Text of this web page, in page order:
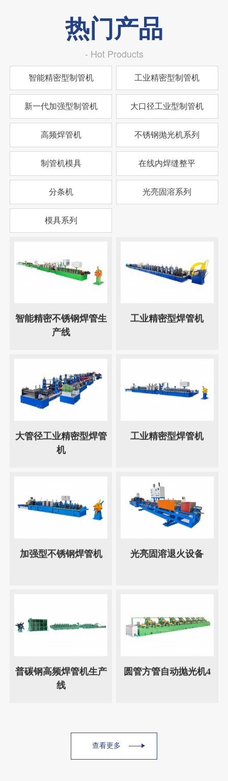
热门产品
- Hot Products
智能精密型制管机 工业精密型制管机
新一代加强型制管机 大口径工业型制管机
高频焊管机 不锈钢抛光机系列
制管机模具 在线内焊缝整平
分条机 光亮固溶系列
模具系列
智能精密不锈钢焊管生
产线
工业精密型焊管机
大管径工业精密型焊管
机
工业精密型焊管机
加强型不锈钢焊管机 光亮固溶退火设备
普碳钢高频焊管机生产
线
圆管方管自动抛光机4
查看更多